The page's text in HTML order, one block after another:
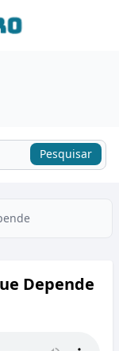
Pesquisar
Depende